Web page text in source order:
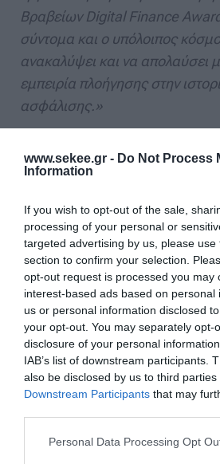
www.sekee.gr - Do Not Process
Information
If you wish to opt-out of the sale,
processing of your personal or
targeted advertising by us, please
section to confirm your selection.
opt-out request is processed you may
interest-based ads based on personal
us or personal information disclosed
your opt-out. You may separately opt-
disclosure of your personal
IAB’s list of downstream participants.
also be disclosed by us to third parties
Downstream Participants that may
Personal Data Processing Opt
Βραβείων Digital Finance
σύντομα και ο υπόλοιπος
ανακαλύψει και να απολαύσει
εμπειρία πλοήγησης στην
ασφάλισης.»
ΜΙΝΕΤΤΑπου υλοποιήθηκε από
αξιοποίησης των πλέον
τεχνολογιών στο χώρο της
απεικόνισης και εικονικής
(VR).
Από τον αρχικό σχεδιασμό των
μοντέλων σε προγράμματα
έως τη διαμόρφωση των
πλοήγησης και
εφαρμογές διαχείρισης χώρων
πραγματικότητας, το Ψηφιακό